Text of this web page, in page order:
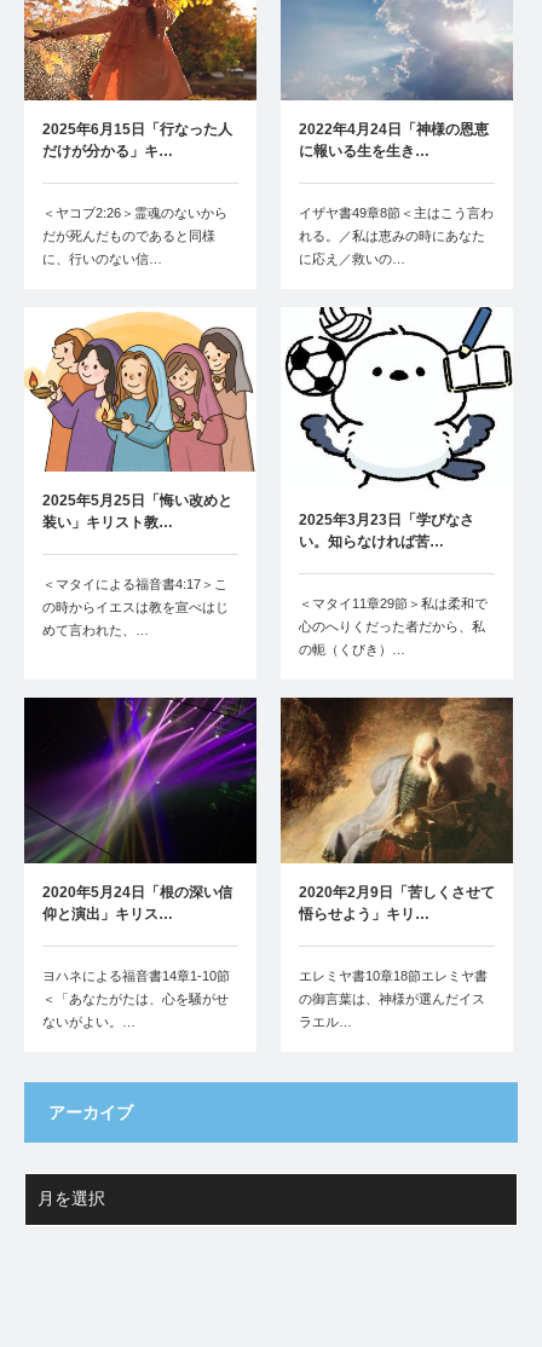
2025年6月15日「行なった人
だけが分かる」キ…
＜ヤコブ2:26＞霊魂のないから
だが死んだものであると同様
に、行いのない信…
2022年4月24日「神様の恩恵
に報いる生を生き…
イザヤ書49章8節＜主はこう言わ
れる。／私は恵みの時にあなた
に応え／救いの…
2025年5月25日「悔い改めと
装い」キリスト教…
＜マタイによる福音書4:17＞こ
の時からイエスは教を宣べはじ
めて言われた、…
2025年3月23日「学びなさ
い。知らなければ苦…
＜マタイ11章29節＞私は柔和で
心のへりくだった者だから、私
の軛（くびき）…
2020年5月24日「根の深い信
仰と演出」キリス…
ヨハネによる福音書14章1-10節
＜「あなたがたは、心を騒がせ
ないがよい。…
2020年2月9日「苦しくさせて
悟らせよう」キリ…
エレミヤ書10章18節エレミヤ書
の御言葉は、神様が選んだイス
ラエル…
アーカイブ